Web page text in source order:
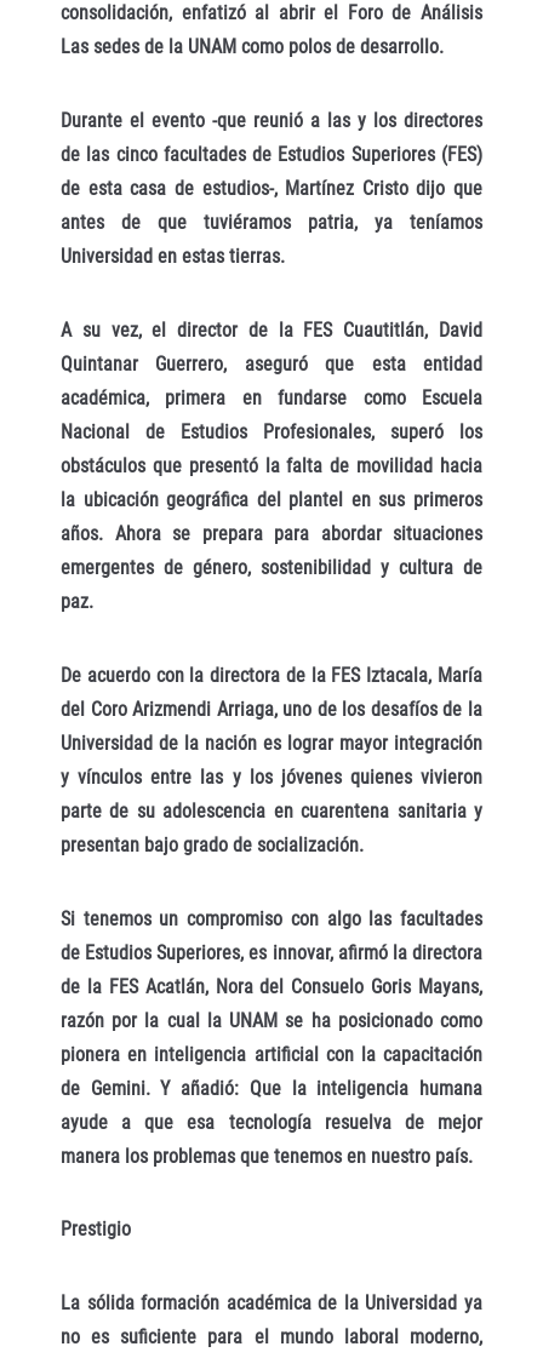
consolidación, enfatizó al abrir el Foro de Análisis
Las sedes de la UNAM como polos de desarrollo.
Durante el evento -que reunió a las y los directores
de las cinco facultades de Estudios Superiores (FES)
de esta casa de estudios-, Martínez Cristo dijo que
antes de que tuviéramos patria, ya teníamos
Universidad en estas tierras.
A su vez, el director de la FES Cuautitlán, David
Quintanar Guerrero, aseguró que esta entidad
académica, primera en fundarse como Escuela
Nacional de Estudios Profesionales, superó los
obstáculos que presentó la falta de movilidad hacia
la ubicación geográfica del plantel en sus primeros
años. Ahora se prepara para abordar situaciones
emergentes de género, sostenibilidad y cultura de
paz.
De acuerdo con la directora de la FES Iztacala, María
del Coro Arizmendi Arriaga, uno de los desafíos de la
Universidad de la nación es lograr mayor integración
y vínculos entre las y los jóvenes quienes vivieron
parte de su adolescencia en cuarentena sanitaria y
presentan bajo grado de socialización.
Si tenemos un compromiso con algo las facultades
de Estudios Superiores, es innovar, afirmó la directora
de la FES Acatlán, Nora del Consuelo Goris Mayans,
razón por la cual la UNAM se ha posicionado como
pionera en inteligencia artificial con la capacitación
de Gemini. Y añadió: Que la inteligencia humana
ayude a que esa tecnología resuelva de mejor
manera los problemas que tenemos en nuestro país.
Prestigio
La sólida formación académica de la Universidad ya
no es suficiente para el mundo laboral moderno,